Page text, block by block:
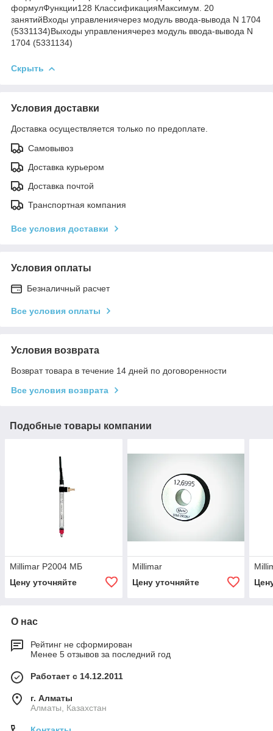
формулФункции128 КлассификацияМаксимум. 20
занятийВходы управлениячерез модуль ввода-вывода N 1704
(5331134)Выходы управлениячерез модуль ввода-вывода N
1704 (5331134)
Скрыть
Условия доставки
Доставка осуществляется только по предоплате.
Самовывоз
Доставка курьером
Доставка почтой
Транспортная компания
Все условия доставки
Условия оплаты
Безналичный расчет
Все условия оплаты
Условия возврата
Возврат товара в течение 14 дней по договоренности
Все условия возврата
Подобные товары компании
Millimar P2004 МБ
Цену уточняйте
Millimar
Цену уточняйте
О нас
Рейтинг не сформирован
Менее 5 отзывов за последний год
Работает с 14.12.2011
г. Алматы
Алматы, Казахстан